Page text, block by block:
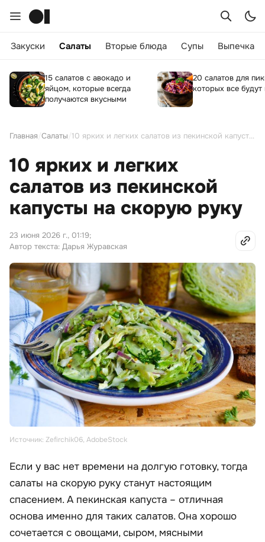
Закуски Салаты Вторые блюда Супы Выпечка
15 салатов с авокадо и
яйцом, которые всегда
получаются вкусными
20 салатов для
которых все будут
Главная Салаты 10 ярких и легких салатов из пекинской капусты на скорую руку
10 ярких и легких
салатов из пекинской
капусты на скорую руку
23 июня 2026 г., 01:19;
Автор текста: Дарья Журавская
Источник: Zefirchik06, AdobeStock
Если у вас нет времени на долгую готовку, тогда
салаты на скорую руку станут настоящим
спасением. А пекинская капуста – отличная
основа именно для таких салатов. Она хорошо
сочетается с овощами, сыром, мясными